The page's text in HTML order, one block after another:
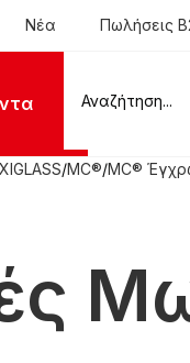
Νέα Πωλήσεις
MC® MC®